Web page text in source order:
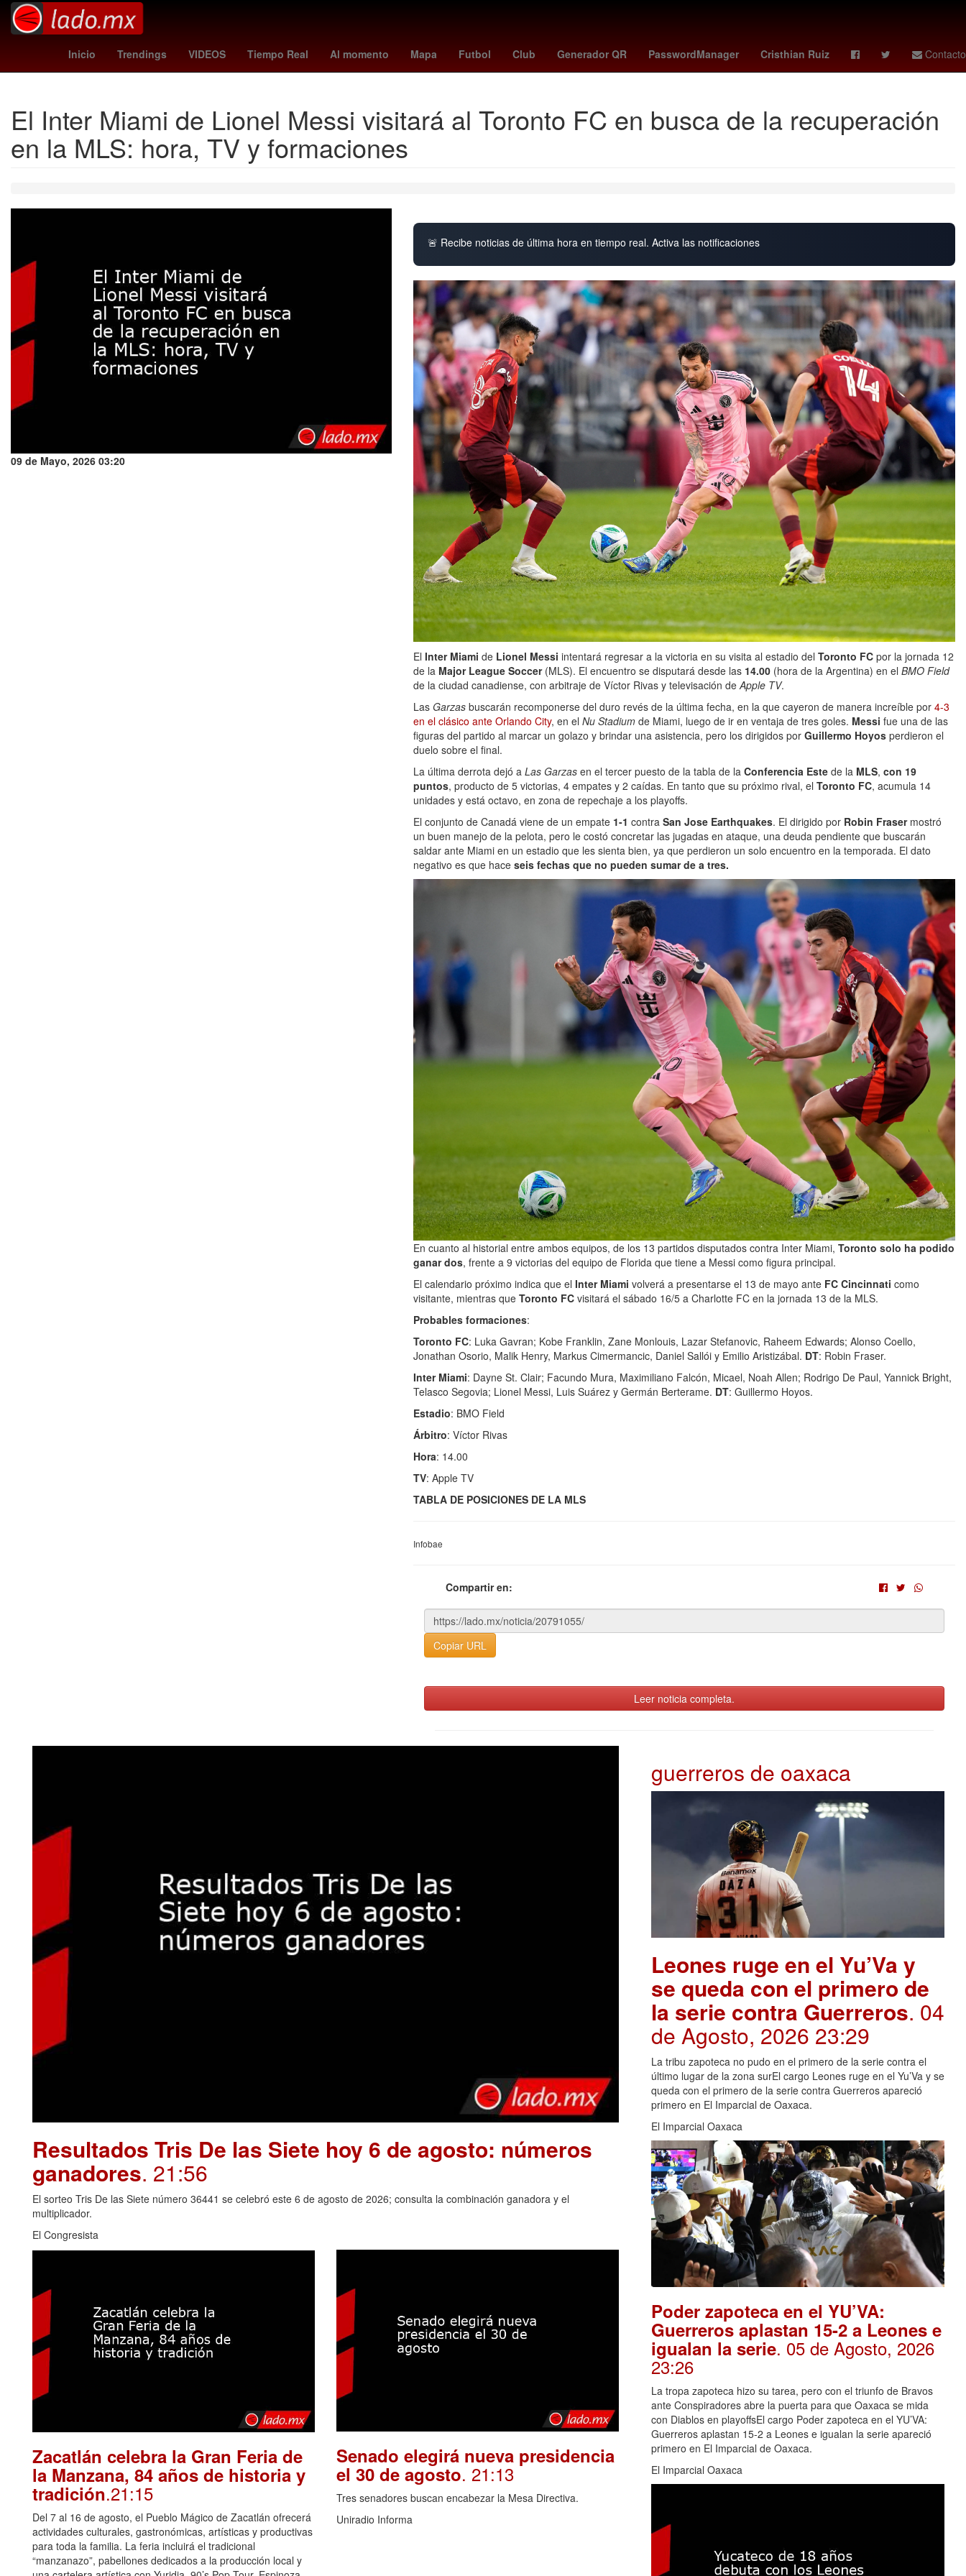
Inicio Trendings VIDEOS Tiempo Real Al momento Mapa Futbol Club Generador QR PasswordManager Cristhian Ruiz Contacto
Aguascalientes Brasil Pago San Diego colo colo Nueva York jaguars vs. chiefs Thomas Tuchel criminal lupita villalobos
El Inter Miami de Lionel Messi visitará al Toronto FC en busca de la recuperación
en la MLS: hora, TV y formaciones
09 de Mayo, 2026 03:20
🚨 Recibe noticias de última hora en tiempo real. Activa las notificaciones
El Inter Miami de Lionel Messi intentará regresar a la victoria en su visita al estadio del Toronto FC por la jornada 12
de la Major League Soccer(MLS). El encuentro se disputará desde las 14.00 (hora de la Argentina) en el BMO Field
de la ciudad canadiense, con arbitraje de Víctor Rivas y televisación de Apple TV.
Las Garzas buscarán recomponerse del duro revés de la última fecha, en la que cayeron de manera increíble por 4-3
en el clásico ante Orlando City, en el Nu Stadium de Miami, luego de ir en ventaja de tres goles. Messi fue una de las
figuras del partido al marcar un golazo y brindar una asistencia, pero los dirigidos por Guillermo Hoyos perdieron el
duelo sobre el final.
La última derrota dejó a Las Garzas en el tercer puesto de la tabla de la Conferencia Este de la MLS, con 19
puntos, producto de 5 victorias, 4 empates y 2 caídas. En tanto que su próximo rival, el Toronto FC, acumula 14
unidades y está octavo, en zona de repechaje a los playoffs.
El conjunto de Canadá viene de un empate 1-1 contra San Jose Earthquakes. El dirigido por Robin Frasermostró
un buen manejo de la pelota, pero le costó concretar las jugadas en ataque, una deuda pendiente que buscarán
saldar ante Miami en un estadio que les sienta bien, ya que perdieron un solo encuentro en la temporada. El dato
negativo es que hace seis fechas que no pueden sumar de a tres.
En cuanto al historial entre ambos equipos, de los 13 partidos disputados contra Inter Miami, Toronto solo ha podido
ganar dos, frente a 9 victorias del equipo de Florida que tiene a Messi como figura principal.
El calendario próximo indica que el Inter Miami volverá a presentarse el 13 de mayo ante FC Cincinnati como
visitante, mientras que Toronto FC visitará el sábado 16/5 a Charlotte FC en la jornada 13 de la MLS.
Probables formaciones:
Toronto FC: Luka Gavran; Kobe Franklin, Zane Monlouis, Lazar Stefanovic, Raheem Edwards; Alonso Coello,
Jonathan Osorio, Malik Henry, Markus Cimermancic, Daniel Sallói y Emilio Aristizábal. DT: Robin Fraser.
Inter Miami: Dayne St. Clair; Facundo Mura, Maximiliano Falcón, Micael, Noah Allen; Rodrigo De Paul, Yannick Bright,
Telasco Segovia; Lionel Messi, Luis Suárez y Germán Berterame. DT: Guillermo Hoyos.
Estadio: BMO Field
Árbitro: Víctor Rivas
Hora: 14.00
TV: Apple TV
TABLA DE POSICIONES DE LA MLS
Infobae
Compartir en:
Copiar URL
Leer noticia completa.
Resultados Tris De las Siete hoy 6 de agosto: números
ganadores. 21:56
El sorteo Tris De las Siete número 36441 se celebró este 6 de agosto de 2026; consulta la combinación ganadora y el
multiplicador.
El Congresista
Zacatlán celebra la Gran Feria de
la Manzana, 84 años de historia y
tradición.21:15
Del 7 al 16 de agosto, el Pueblo Mágico de Zacatlán ofrecerá
actividades culturales, gastronómicas, artísticas y productivas
para toda la familia. La feria incluirá el tradicional
“manzanazo”, pabellones dedicados a la producción local y
Senado elegirá nueva presidencia
el 30 de agosto. 21:13
Tres senadores buscan encabezar la Mesa Directiva.
Uniradio Informa
guerreros de oaxaca
Leones ruge en el Yu’Va y
se queda con el primero de
la serie contra Guerreros. 04
de Agosto, 2026 23:29
La tribu zapoteca no pudo en el primero de la serie contra el
último lugar de la zona surEl cargo Leones ruge en el Yu’Va y se
queda con el primero de la serie contra Guerreros apareció
primero en El Imparcial de Oaxaca.
El Imparcial Oaxaca
Poder zapoteca en el YU’VA:
Guerreros aplastan 15-2 a Leones e
igualan la serie. 05 de Agosto, 2026
23:26
La tropa zapoteca hizo su tarea, pero con el triunfo de Bravos
ante Conspiradores abre la puerta para que Oaxaca se mida
con Diablos en playoffsEl cargo Poder zapoteca en el YU’VA:
Guerreros aplastan 15-2 a Leones e igualan la serie apareció
primero en El Imparcial de Oaxaca.
El Imparcial Oaxaca